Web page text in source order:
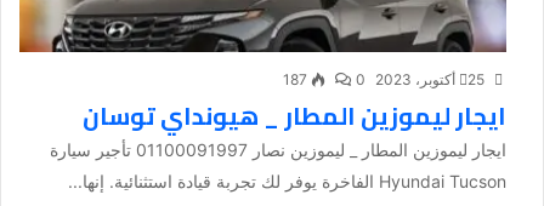
25 أكتوبر، 2023 0
187
ايجار ليموزين المطار _ هيونداي توسان
ايجار ليموزين المطار _ ليموزين نصار 01100091997 تأجير سيارة
Hyundai Tucson الفاخرة يوفر لك تجربة قيادة استثنائية. إنها...